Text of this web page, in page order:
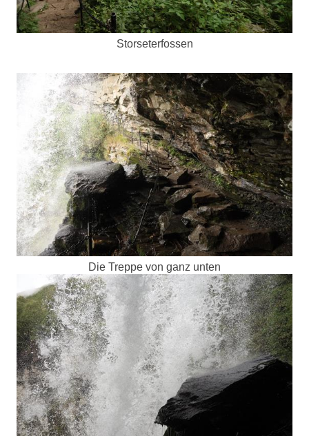
Storseterfossen
Die Treppe von ganz unten